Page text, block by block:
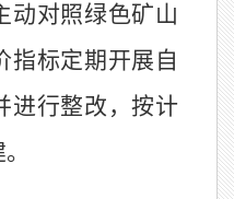
动对照绿色矿山
指标定期开展自
进行整改，按计